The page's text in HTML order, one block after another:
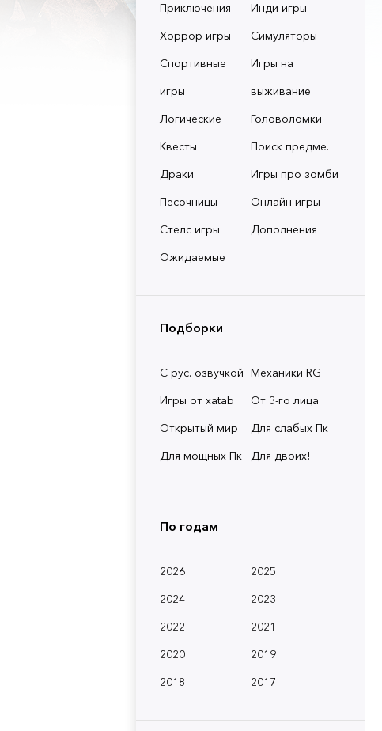
Приключения
Инди игры
Хоррор игры
Симуляторы
Спортивные
игры
Игры на
выживание
Логические
Головоломки
Квесты
Поиск предме.
Драки
Игры про зомби
Песочницы
Онлайн игры
Стелс игры
Дополнения
Ожидаемые
Подборки
С рус. озвучкой Механики RG
Игры от xatab
От 3-го лица
Открытый мир
Для слабых Пк
Для мощных Пк
Для двоих!
По годам
2026
2025
2024
2023
2022
2021
2020
2019
2018
2017